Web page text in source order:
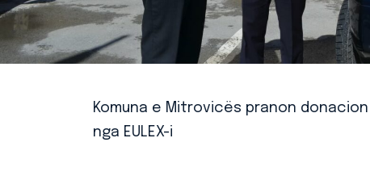
Komuna e Mitrovicës pranon
nga EULEX-i